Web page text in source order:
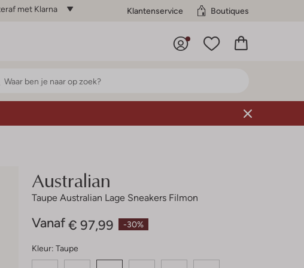
met Klarna Klantenservice Boutiques
Australian
Taupe Australian Lage Sneakers Filmon
-30%
Vanaf € 97,99
Kleur: Taupe